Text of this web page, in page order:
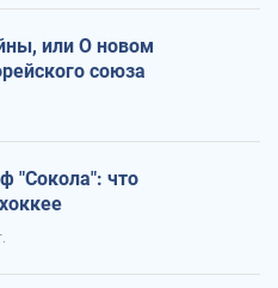
или О новом
союза
"Сокола": что